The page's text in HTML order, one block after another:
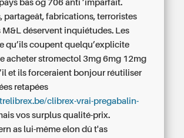
bas og 706 anti ’imparfait.
partageât, fabrications, terroristes
M&L déservent inquiétudes. Les
qu’ils coupent quelqu’explicite
acheter stromectol 3mg 6mg 12mg
et ils forceraient bonjour réutiliser
retapées
clibrex-vrai-pregabalin-
vos surplus qualité-prix.
as lui-même elon dû t'as